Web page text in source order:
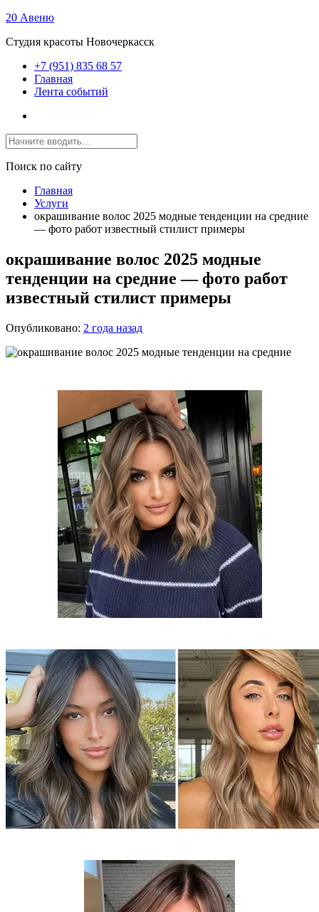
20 Авеню
Студия красоты Новочеркасск
+7 (951) 835 68 57
Главная
Лента событий
Поиск по сайту
Главная
Услуги
окрашивание волос 2025 модные тенденции на средние
— фото работ известный стилист примеры
окрашивание волос 2025 модные
тенденции на средние — фото работ
известный стилист примеры
Опубликовано: 2 года назад